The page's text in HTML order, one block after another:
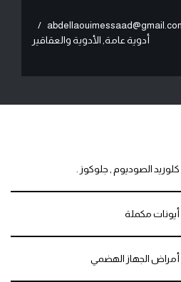
أدوية عامة, الأدوية والعقاقير
كلوريد الصوديوم , جلوكوز .
أيونات مكملة
أمراض الجهاز الهضمي